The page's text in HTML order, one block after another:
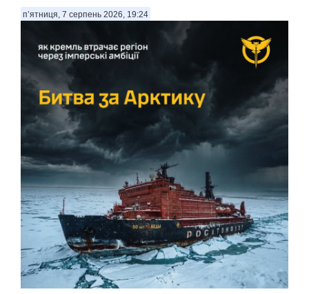
п’ятниця, 7 серпень 2026, 19:24